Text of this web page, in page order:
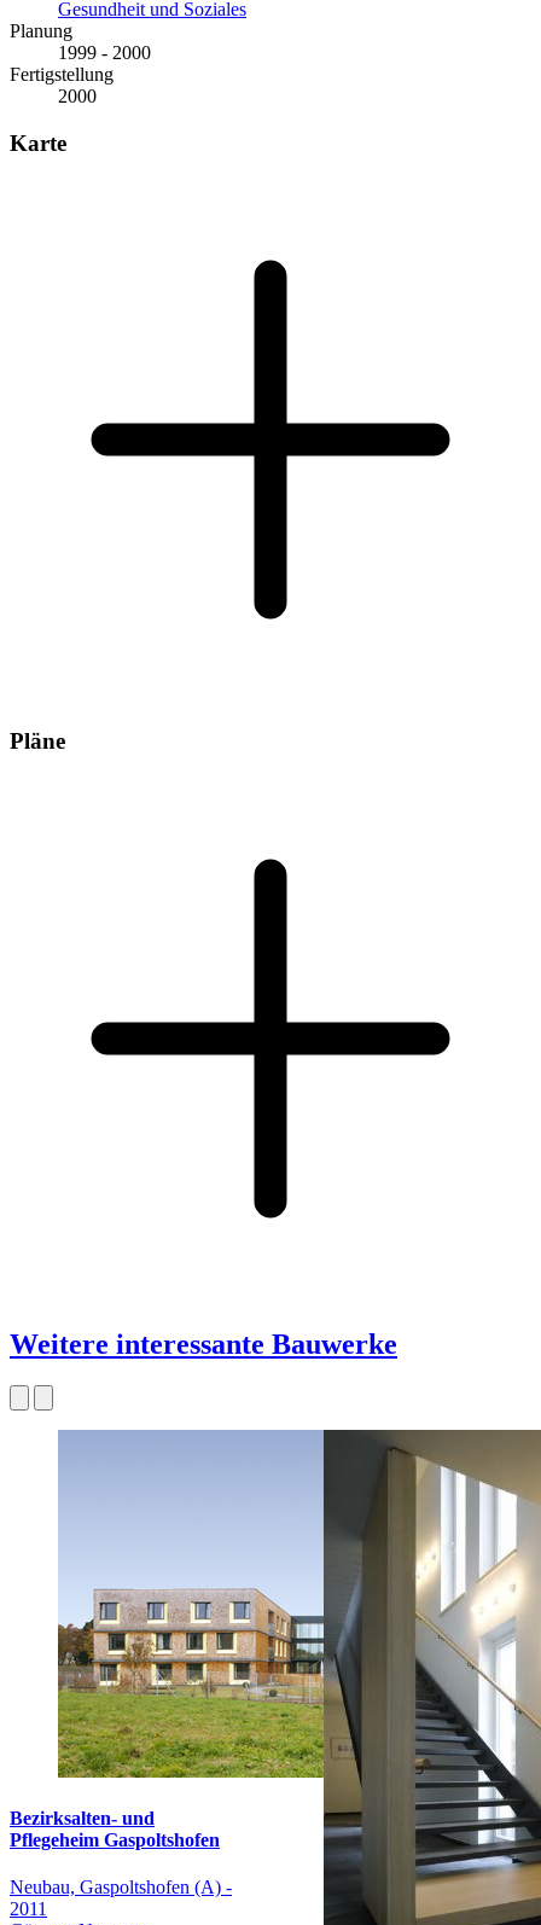
Gesundheit und Soziales
Planung
1999 - 2000
Fertigstellung
2000
Karte
Pläne
Weitere interessante Bauwerke
Bezirksalten- und
Pflegeheim Gaspoltshofen
Neubau, Gaspoltshofen (A) -
2011